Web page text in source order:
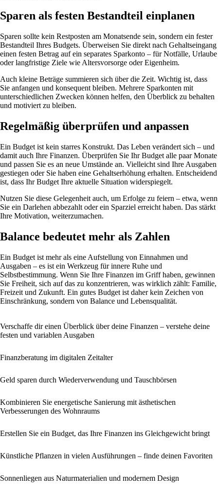
Sparen als festen Bestandteil einplanen
Sparen sollte kein Restposten am Monatsende sein, sondern ein fester
Bestandteil Ihres Budgets. Überweisen Sie direkt nach Gehaltseingang
einen festen Betrag auf ein separates Sparkonto – für Notfälle, Urlaube
oder langfristige Ziele wie Altersvorsorge oder Eigenheim.
Auch kleine Beträge summieren sich über die Zeit. Wichtig ist, dass
Sie anfangen und konsequent bleiben. Mehrere Sparkonten mit
unterschiedlichen Zwecken können helfen, den Überblick zu behalten
und motiviert zu bleiben.
Regelmäßig überprüfen und anpassen
Ein Budget ist kein starres Konstrukt. Das Leben verändert sich – und
damit auch Ihre Finanzen. Überprüfen Sie Ihr Budget alle paar Monate
und passen Sie es an neue Umstände an. Vielleicht sind Ihre Ausgaben
gestiegen oder Sie haben eine Gehaltserhöhung erhalten. Entscheidend
ist, dass Ihr Budget Ihre aktuelle Situation widerspiegelt.
Nutzen Sie diese Gelegenheit auch, um Erfolge zu feiern – etwa, wenn
Sie ein Darlehen abbezahlt oder ein Sparziel erreicht haben. Das stärkt
Ihre Motivation, weiterzumachen.
Balance bedeutet mehr als Zahlen
Ein Budget ist mehr als eine Aufstellung von Einnahmen und
Ausgaben – es ist ein Werkzeug für innere Ruhe und
Selbstbestimmung. Wenn Sie Ihre Finanzen im Griff haben, gewinnen
Sie Freiheit, sich auf das zu konzentrieren, was wirklich zählt: Familie,
Freizeit und Zukunft. Ein gutes Budget ist daher kein Zeichen von
Einschränkung, sondern von Balance und Lebensqualität.
Verschaffe dir einen Überblick über deine Finanzen – verstehe deine
festen und variablen Ausgaben
Finanzberatung im digitalen Zeitalter
Geld sparen durch Wiederverwendung und Tauschbörsen
Kombinieren Sie energetische Sanierung mit ästhetischen
Verbesserungen des Wohnraums
Erstellen Sie ein Budget, das Ihre Finanzen ins Gleichgewicht bringt
Künstliche Pflanzen in vielen Ausführungen – finde deinen Favoriten
Sonnenliegen aus Naturmaterialien und modernem Design